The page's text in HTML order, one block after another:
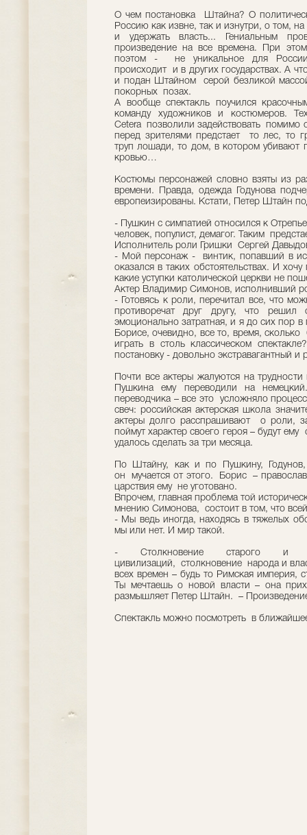
О чем постановка Штайна? О
Россию как извне, так и изнутри, о том,
и удержать власть... Гениальным
произведение на все времена. При
поэтом - не уникальное для
происходит и в других государствах. А
и подан Штайном серой безликой
покорных позах.
А вообще спектакль поучился
команду художников и костюмеров.
Cetera позволили задействовать
перед зрителями предстает то лес, то
труп лошади, то дом, в котором убивают
кровью…
Костюмы персонажей словно взяты из
времени. Правда, одежда Годунова
европеизированы. Кстати, Петер Штайн
- Пушкин с симпатией относился к
человек, популист, демагог. Таким
Исполнитель роли Гришки Сергей
- Мой персонаж - винтик, попавший в
оказался в таких обстоятельствах. И
какие уступки католической церкви не
Актер Владимир Симонов, исполнивший
- Готовясь к роли, перечитал все, что
противоречат друг другу, что решил
эмоционально затратная, и я до сих пор
Борисе, очевидно, все то, время,
играть в столь классическом
постановку - довольно экстравагантный
Почти все актеры жалуются на
Пушкина ему переводили на
переводчика – все это усложняло
свеч: российская актерская школа
актеры долго расспрашивают о роли,
поймут характер своего героя – будут
удалось сделать за три месяца.
По Штайну, как и по Пушкину,
он мучается от этого. Борис –
царствия ему не уготовано.
Впрочем, главная проблема той
мнению Симонова, состоит в том, что
- Мы ведь иногда, находясь в тяжелых
мы или нет. И мир такой.
- Столкновение старого и
цивилизаций, столкновение народа и
всех времен – будь то Римская империя,
Ты мечтаешь о новой власти – она
размышляет Петер Штайн. –
Спектакль можно посмотреть в